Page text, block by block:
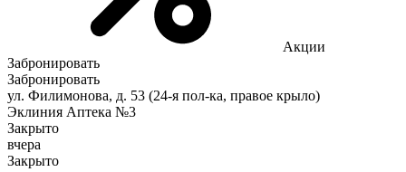
Акции
Забронировать
Забронировать
ул. Филимонова, д. 53 (24-я пол-ка, правое крыло)
Эклиния Аптека №3
Закрыто
вчера
Закрыто